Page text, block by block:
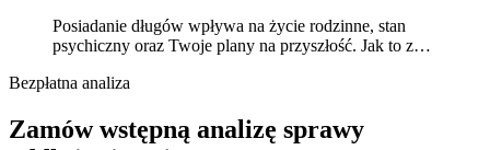
Posiadanie długów wpływa na życie rodzinne, stan
psychiczny oraz Twoje plany na przyszłość. Jak to z…
Bezpłatna analiza
Zamów wstępną analizę sprawy